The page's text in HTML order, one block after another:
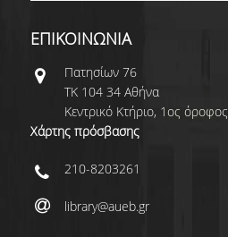
ΕΠΙΚΟΙΝΩΝΙΑ
Πατησίων 76
ΤΚ 104 34 Αθήνα
Κεντρικό Κτήριο, 1ος όροφος
Χάρτης πρόσβασης
210-8203261
library@aueb.gr